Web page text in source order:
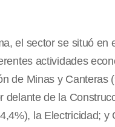
el sector se situó en
actividades
de Minas y Canteras
delante de la
la Electricidad; y